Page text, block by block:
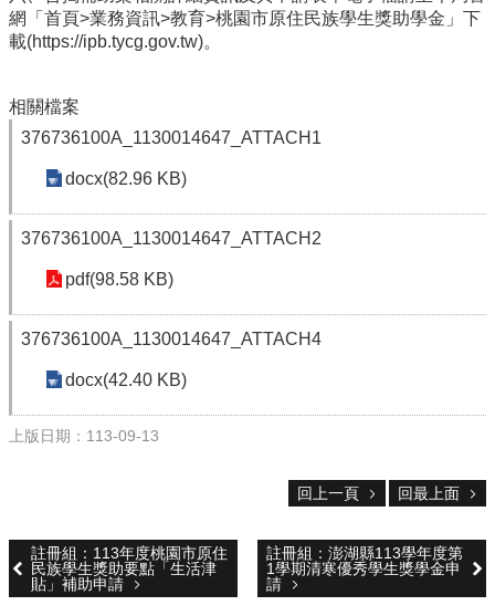
校
果
高
中
課
新
生
專
網「首頁>業務資訊>教育>桃園市原住民族學生獎助學金」下
載(https://ipb.tycg.gov.tw)。
相關檔案
376736100A_1130014647_ATTACH1
docx(82.96 KB)
376736100A_1130014647_ATTACH2
pdf(98.58 KB)
376736100A_1130014647_ATTACH4
docx(42.40 KB)
上版日期：113-09-13
回上一頁 回最上面
註冊組：113年度桃園市原住
民族學生獎助要點「生活津
貼」補助申請
註冊組：澎湖縣113學年度第
1學期清寒優秀學生獎學金申
請